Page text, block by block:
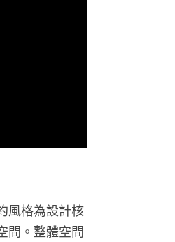
風格為設計核
間。整體空間